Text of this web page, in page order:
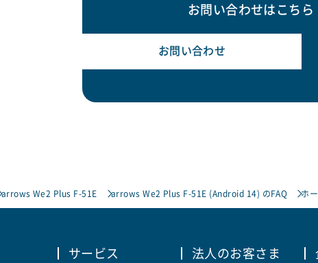
お問い合わせはこちら
お問い合わせ
arrows We2 Plus F-51E arrows We2 Plus F-51E (Android 14) のFAQ ホ
サービス 法人のお客さま